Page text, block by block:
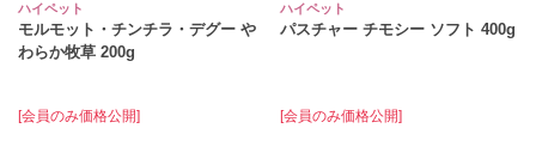
ハイペット
モルモット・チンチラ・デグー や
わらか牧草 200g
[会員のみ価格公開]
ハイペット
パスチャー チモシー ソフト 400g
[会員のみ価格公開]